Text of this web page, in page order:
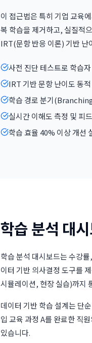
이 접근법은 특히 기업 교육
복 학습을 제거하고, 실질적
IRT(문항 반응 이론) 기반 난
사전 진단 테스트로 학습
IRT 기반 문항 난이도 동적
학습 경로 분기
실시간 이해도 측정 및 피
학습 효율 40% 이상 개선
학습 분석 대
학습 분석 대시보드는 수강
이터 기반 의사결정 도구를
시뮬레이션, 현장 실습)까지
데이터 기반 학습 설계는 단
입 교육 과정 A를 완료한 직
있습니다.